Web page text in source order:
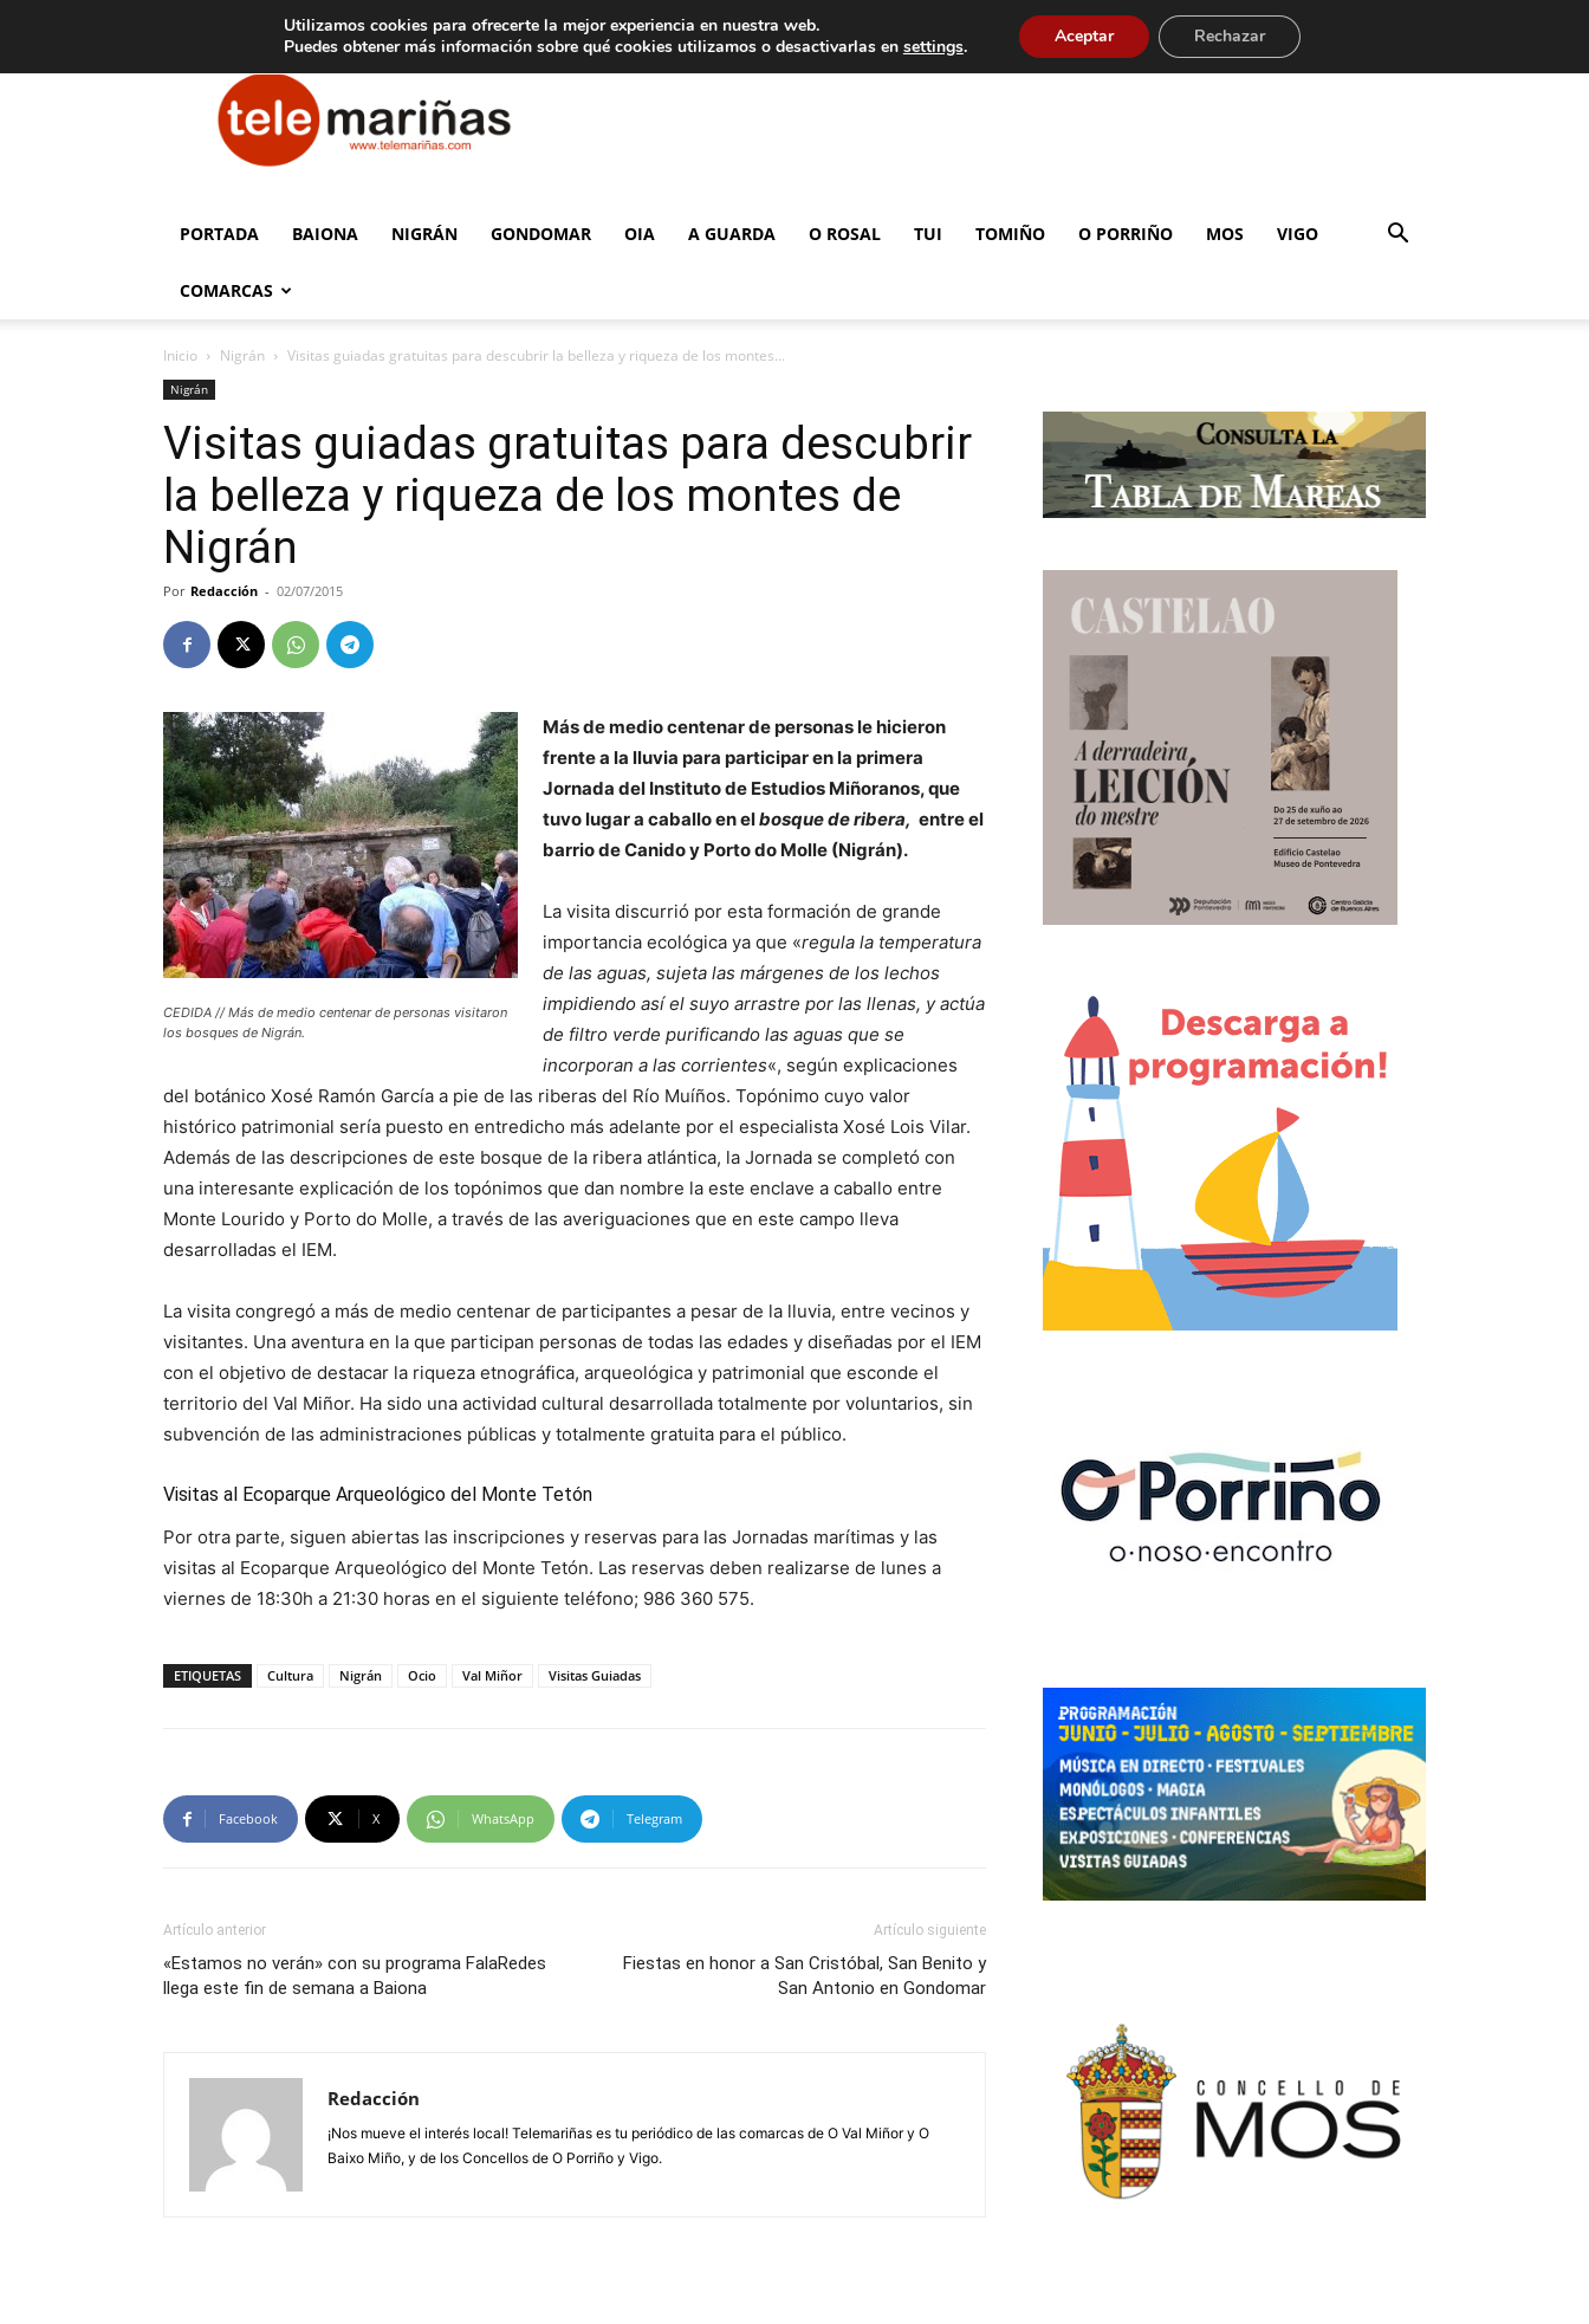
Aviso legal Tarifas de publicidad
Telemariñas
PORTADA BAIONA NIGRÁN GONDOMAR OIA A GUARDA O ROSAL TUI TOMIÑO O PORRIÑO MOS VIGO
COMARCAS
Inicio Nigrán Visitas guiadas gratuitas para descubrir la belleza y riqueza de los montes...
Nigrán
Visitas guiadas gratuitas para descubrir
la belleza y riqueza de los montes de
Nigrán
Por Redacción - 02/07/2015
CEDIDA // Más de medio centenar de personas visitaron
los bosques de Nigrán.
Más de medio centenar de personas le hicieron
frente a la lluvia para participar en la primera
Jornada del Instituto de Estudios Miñoranos, que
tuvo lugar a caballo en elbosque de ribera, entre el
barrio de Canido y Porto do Molle (Nigrán).
La visita discurrió por esta formación de grande
importancia ecológica ya que «regula la temperatura
de las aguas, sujeta las márgenes de los lechos
impidiendo así el suyo arrastre por las llenas, y actúa
de filtro verde purificando las aguas que se
incorporan a las corrientes«, según explicaciones
del botánico Xosé Ramón García a pie de las riberas del Río Muíños. Topónimo cuyo valor
histórico patrimonial sería puesto en entredicho más adelante por el especialista Xosé Lois Vilar.
Además de las descripciones de este bosque de la ribera atlántica, la Jornada se completó con
una interesante explicación de los topónimos que dan nombre la este enclave a caballo entre
Monte Lourido y Porto do Molle, a través de las averiguaciones que en este campo lleva
desarrolladas el IEM.
La visita congregó a más de medio centenar de participantes a pesar de la lluvia, entre vecinos y
visitantes. Una aventura en la que participan personas de todas las edades y diseñadas por el IEM
con el objetivo de destacar la riqueza etnográfica, arqueológica y patrimonial que esconde el
territorio del Val Miñor. Ha sido una actividad cultural desarrollada totalmente por voluntarios, sin
subvención de las administraciones públicas y totalmente gratuita para el público.
Visitas al Ecoparque Arqueológico del Monte Tetón
Por otra parte, siguen abiertas las inscripciones y reservas para las Jornadas marítimas y las
visitas al Ecoparque Arqueológico del Monte Tetón. Las reservas deben realizarse de lunes a
viernes de 18:30h a 21:30 horas en el siguiente teléfono; 986 360 575.
ETIQUETAS Cultura Nigrán Ocio Val Miñor Visitas Guiadas
Facebook X WhatsApp Telegram
Artículo anterior
«Estamos no verán» con su programa FalaRedes
llega este fin de semana a Baiona
Artículo siguiente
Fiestas en honor a San Cristóbal, San Benito y
San Antonio en Gondomar
Redacción
¡Nos mueve el interés local! Telemariñas es tu periódico de las comarcas de O Val Miñor y O
Baixo Miño, y de los Concellos de O Porriño y Vigo.
Utilizamos cookies para ofrecerte la mejor experiencia en nuestra web.
Puedes obtener más información sobre qué cookies utilizamos o desactivarlas en settings. Aceptar Rechazar